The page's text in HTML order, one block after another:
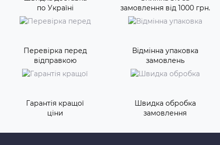
по Україні
замовлення від 1000 грн.
Перевірка перед
відправкою
Відмінна упаковка
замовлень
Гарантія кращої
ціни
Швидка обробка
замовлення